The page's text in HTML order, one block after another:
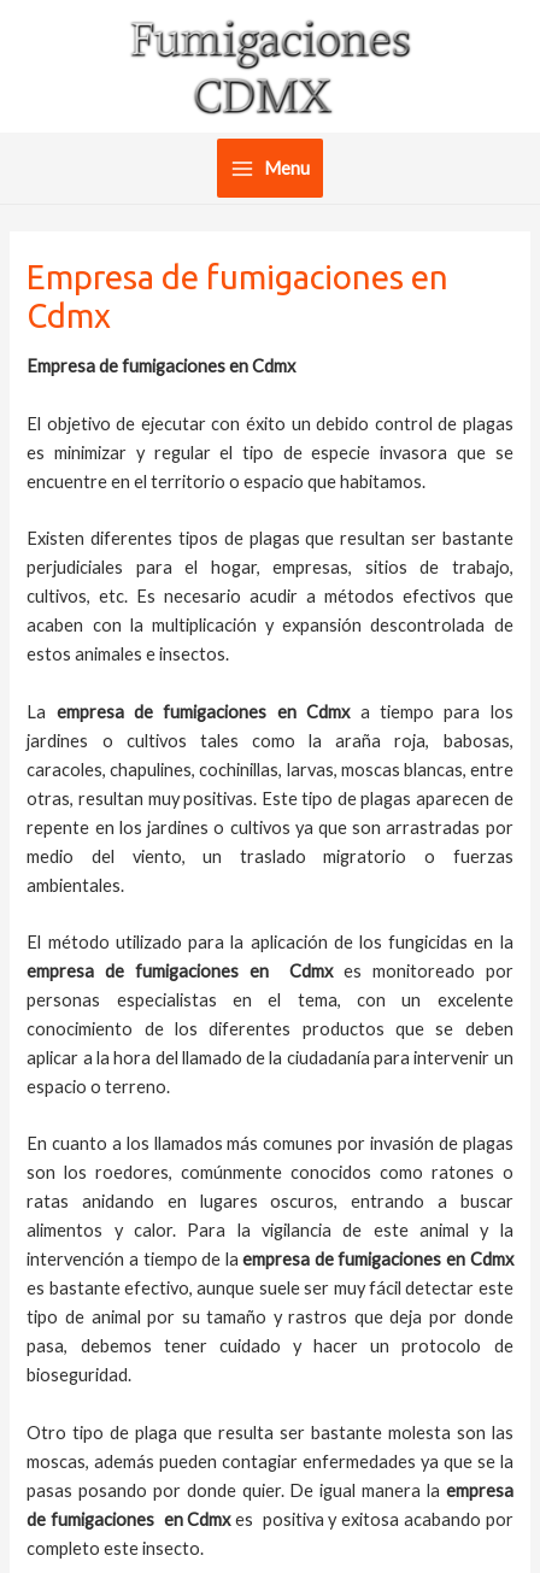
Main
Menu
Empresa de fumigaciones en
Cdmx
Empresa de fumigaciones en Cdmx
El objetivo de ejecutar con éxito un debido control de plagas
es minimizar y regular el tipo de especie invasora que se
encuentre en el territorio o espacio que habitamos.
Existen diferentes tipos de plagas que resultan ser bastante
perjudiciales para el hogar, empresas, sitios de trabajo,
cultivos, etc. Es necesario acudir a métodos efectivos que
acaben con la multiplicación y expansión descontrolada de
estos animales e insectos.
La empresa de fumigaciones enCdmxa tiempopara los
jardines o cultivos tales como la araña roja, babosas,
caracoles, chapulines, cochinillas, larvas, moscas blancas, entre
otras, resultan muy positivas. Este tipo de plagas aparecen de
repente en los jardines o cultivos ya que son arrastradas por
medio del viento, un traslado migratorio o fuerzas
ambientales.
El método utilizado para la aplicación de los fungicidas en la
empresa de fumigaciones en
Cdmxes monitoreado por
personas especialistas en el tema, con un excelente
conocimiento de los diferentes productos que se deben
aplicar a la hora del llamado de la ciudadanía para intervenir un
espacio o terreno.
En cuanto a los llamados más comunes por invasión de plagas
son los roedores, comúnmente conocidos como ratones o
ratas anidando en lugares oscuros, entrando a buscar
alimentos y calor. Para la vigilancia de este animal y la
intervención a tiempo de laempresa de fumigaciones en Cdmx
es bastante efectivo, aunque suele ser muy fácil detectar este
tipo de animal por su tamaño y rastros que deja por donde
pasa, debemos tener cuidado y hacer un protocolo de
bioseguridad.
Otro tipo de plaga que resulta ser bastante molesta son las
moscas, además pueden contagiar enfermedades ya que se la
pasas posando por donde quier. De igual manera la empresa
de fumigaciones enCdmxes positiva y exitosa acabando por
completo este insecto.